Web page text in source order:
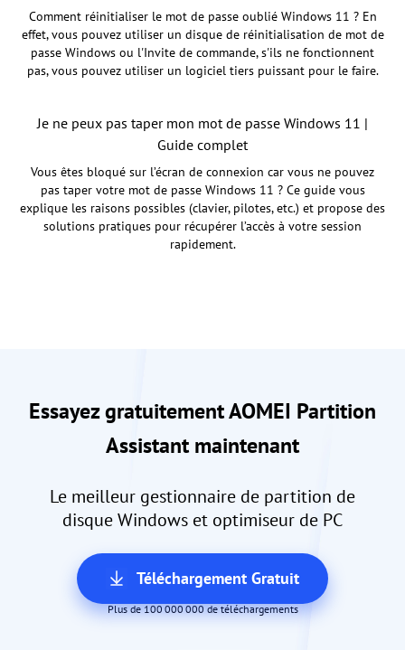
Comment réinitialiser le mot de passe oublié Windows 11 ? En
effet, vous pouvez utiliser un disque de réinitialisation de mot de
passe Windows ou l'Invite de commande, s'ils ne fonctionnent
pas, vous pouvez utiliser un logiciel tiers puissant pour le faire.
Je ne peux pas taper mon mot de passe Windows 11 |
Guide complet
Vous êtes bloqué sur l’écran de connexion car vous ne pouvez
pas taper votre mot de passe Windows 11 ? Ce guide vous
explique les raisons possibles (clavier, pilotes, etc.) et propose des
solutions pratiques pour récupérer l’accès à votre session
rapidement.
Essayez gratuitement AOMEI Partition
Assistant maintenant
Le meilleur gestionnaire de partition de
disque Windows et optimiseur de PC
Téléchargement Gratuit
Plus de 100 000 000 de téléchargements